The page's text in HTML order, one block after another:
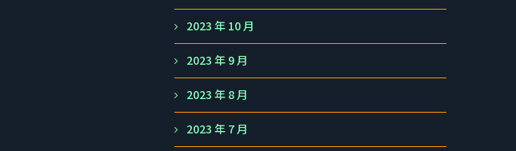
2023 年 10 月
2023 年 9 月
2023 年 8 月
2023 年 7 月